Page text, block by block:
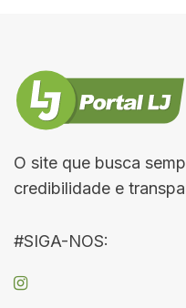
O site que busca
credibilidade e
#SIGA-NOS: